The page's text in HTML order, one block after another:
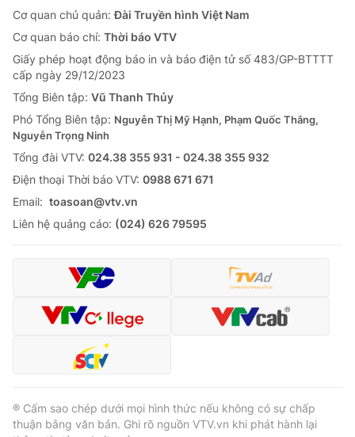
Giải sao mai
Làm đẹp
Chất lượng cuộc sống
Tuyển sinh
Học trực tuyến
Công nghệ
Hitech Công nghệ tương lai
Sản phẩm
Thị trường
Tư vấn
Giao lưu trực tuyến
Lịch phát sóng
Chuyên mục khác
Emagazine Podcast
Video Shorts video
VTV Money
VTV Sức khoẻ Bất động sản
Cơ quan chủ quản:Đài Truyền hình Việt Nam
Cơ quan báo chí: Thời báo VTV
Giấy phép hoạt động báo in và báo điện tử số 483/GP-BTTTT
cấp ngày 29/12/2023
Tổng Biên tập: Vũ Thanh Thủy
Phó Tổng Biên tập: Nguyễn Thị Mỹ Hạnh, Phạm Quốc Thắng,
Nguyễn Trọng Ninh
Tổng đài VTV: 024.38 355 931 - 024.38 355 932
Ðiện thoại Thời báo VTV: 0988 671 671
Email: toasoan@vtv.vn
Liên hệ quảng cáo: (024) 626 79595
® Cấm sao chép dưới mọi hình thức nếu không có sự chấp
thuận bằng văn bản. Ghi rõ nguồn VTV.vn khi phát hành lại